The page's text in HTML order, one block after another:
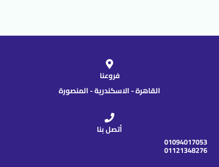
فروعنا
القاهرة - الاسكندرية - المنصورة
أتصل بنا
01094017053
01121348276